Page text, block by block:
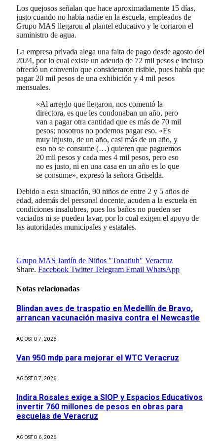
Los quejosos señalan que hace aproximadamente 15 días,
justo cuando no había nadie en la escuela, empleados de
Grupo MAS llegaron al plantel educativo y le cortaron el
suministro de agua.
La empresa privada alega una falta de pago desde agosto del
2024, por lo cual existe un adeudo de 72 mil pesos e incluso
ofreció un convenio que consideraron risible, pues había que
pagar 20 mil pesos de una exhibición y 4 mil pesos
mensuales.
«Al arreglo que llegaron, nos comentó la
directora, es que les condonaban un año, pero
van a pagar otra cantidad que es más de 70 mil
pesos; nosotros no podemos pagar eso. «Es
muy injusto, de un año, casi más de un año, y
eso no se consume (…) quieren que paguemos
20 mil pesos y cada mes 4 mil pesos, pero eso
no es justo, ni en una casa en un año es lo que
se consume», expresó la señora Griselda.
Debido a esta situación, 90 niños de entre 2 y 5 años de
edad, además del personal docente, acuden a la escuela en
condiciones insalubres, pues los baños no pueden ser
vaciados ni se pueden lavar, por lo cual exigen el apoyo de
las autoridades municipales y estatales.
Grupo MAS Jardín de Niños "Tonatiuh" Veracruz
Share. Facebook Twitter Telegram Email WhatsApp
Notas relacionadas
Blindan aves de traspatio en Medellín de Bravo,
arrancan vacunación masiva contra el Newcastle
AGOSTO 7, 2026
Van 950 mdp para mejorar el WTC Veracruz
AGOSTO 7, 2026
Indira Rosales exige a SIOP y Espacios Educativos
invertir 760 millones de pesos en obras para
escuelas de Veracruz
AGOSTO 6, 2026